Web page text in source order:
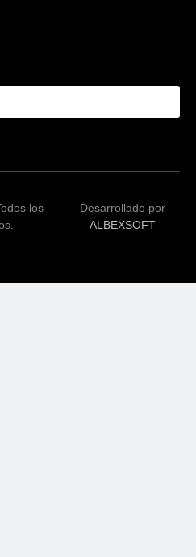
los
Desarrollado por
ALBEXSOFT